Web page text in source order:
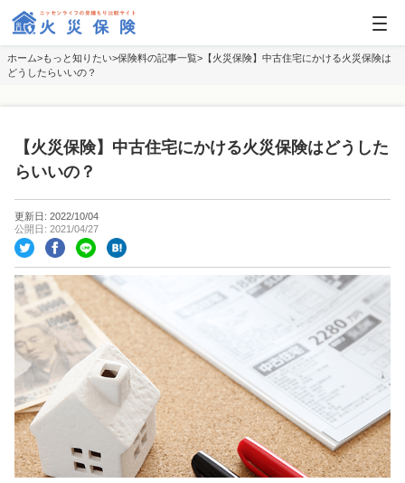
ホーム もっと知りたい 保険料の記事一覧
【火災保険】中古住宅にかける火災保険は
どうしたらいいの？
【火災保険】中古住宅にかける火災保険はどうした
らいいの？
更新日: 2022/10/04
公開日: 2021/04/27